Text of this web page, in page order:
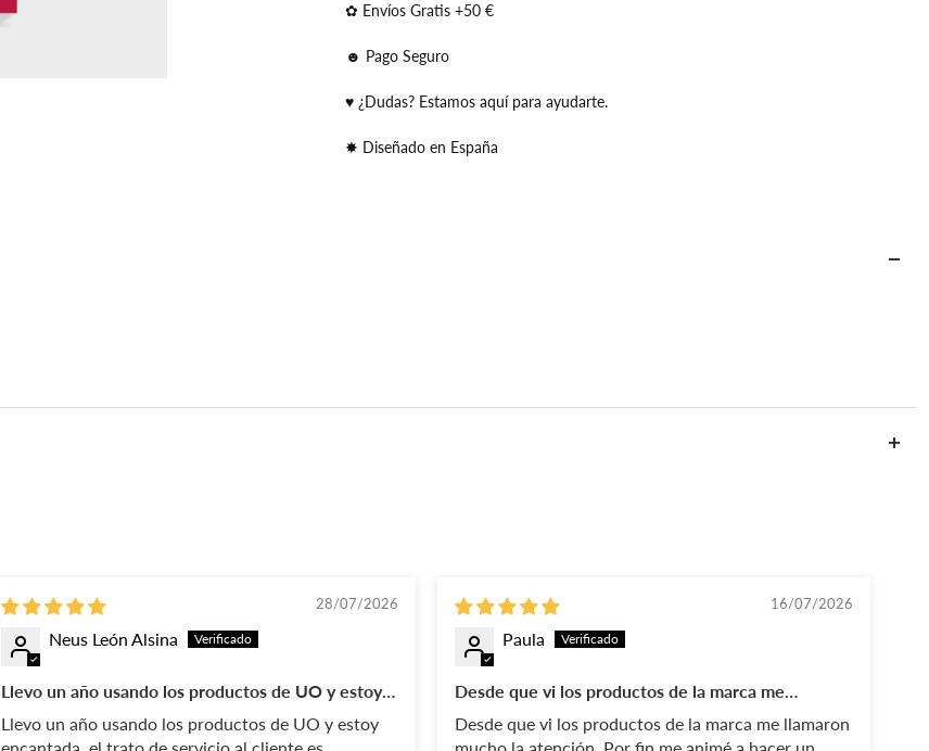
✿ Envíos Gratis +50 €
☻ Pago Seguro
♥ ¿Dudas? Estamos aquí para ayudarte.
✸ Diseñado en España
28/07/2026
Neus León Alsina
Llevo un año usando los productos de UO y estoy
encantada
Llevo un año usando los productos de UO y estoy
16/07/2026
Paula
Desde que vi los productos de la marca me
llamaron mucho la atención
Desde que vi los productos de la marca me llamaron